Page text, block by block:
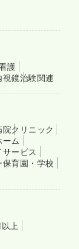
護
視鏡治験関連
院クリニック
ム
ービス
保育園・学校
上